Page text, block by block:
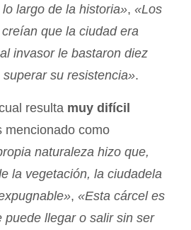
largo de la historia», «Los
que la ciudad era
invasor le bastaron diez
su resistencia».
resulta muy difícil
mencionado como
naturaleza hizo que,
la vegetación, la ciudadela
, «Esta cárcel es
puede llegar o salir sin ser